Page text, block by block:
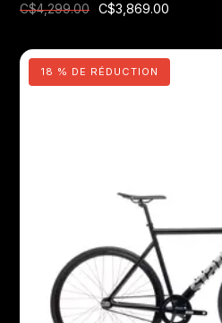
C$4,299.00
C$3,869.00
18 % DE RÉDUCTION